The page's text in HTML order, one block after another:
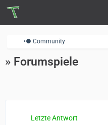
•● Community
» Forumspiele
Letzte Antwort